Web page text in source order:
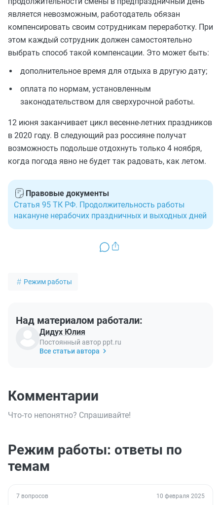
является невозможным, работодатель обязан
компенсировать своим сотрудникам переработку. При
этом каждый сотрудник должен самостоятельно
выбрать способ такой компенсации. Это может быть:
дополнительное время для отдыха в другую дату;
оплата по нормам, установленным
законодательством для сверхурочной работы.
12 июня заканчивает цикл весенне-летних праздников
в 2020 году. В следующий раз россияне получат
возможность подольше отдохнуть только 4 ноября,
когда погода явно не будет так радовать, как летом.
Правовые документы
Статья 95 ТК РФ. Продолжительность работы
накануне нерабочих праздничных и выходных дней
Режим работы
Над материалом работали:
Дидух Юлия
Постоянный автор ppt.ru
Все статьи автора
Комментарии
Что-то непонятно? Спрашивайте!
Режим работы: ответы по
темам
7 вопросов 10 февраля 2025